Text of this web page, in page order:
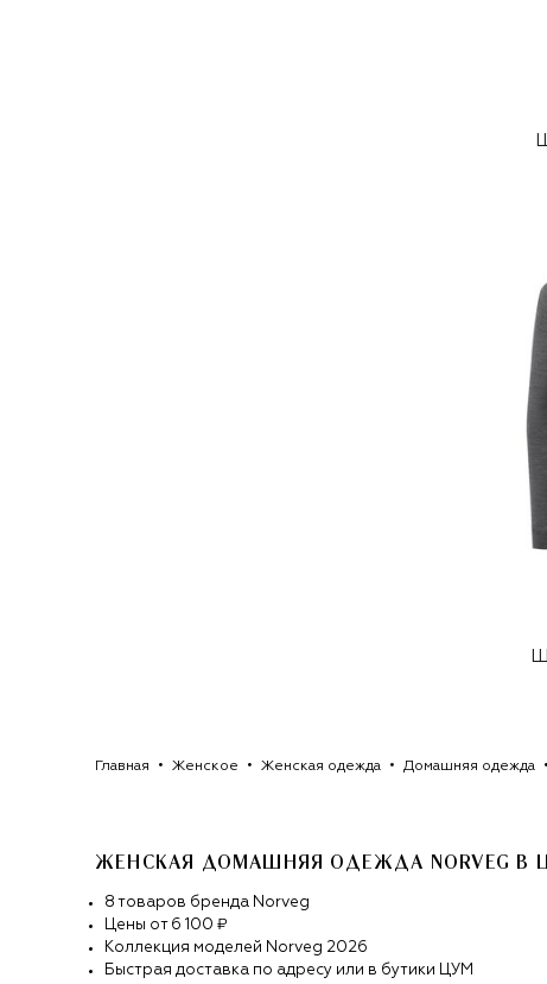
Главная Женское Женская одежда Домашняя одежда
ЖЕНСКАЯ ДОМАШНЯЯ ОДЕЖДА NORVEG В
8 товаров бренда Norveg
Цены от 6 100 ₽
Коллекция моделей Norveg 2026
Быстрая доставка по адресу или в бутики ЦУМ